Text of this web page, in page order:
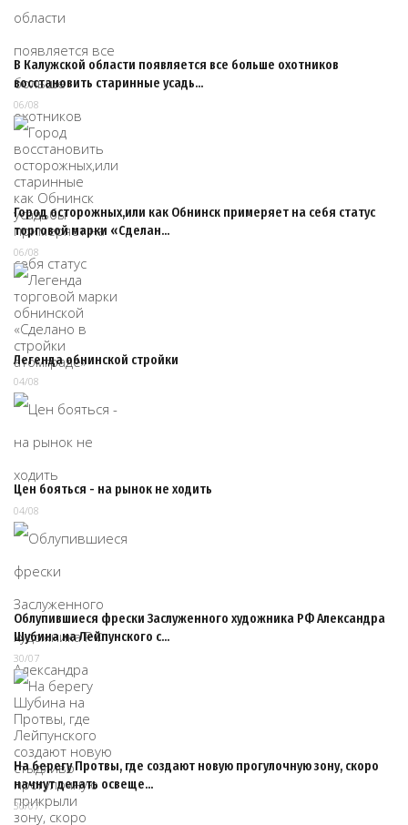
В Калужской области появляется все больше охотников
восстановить старинные усадь…
06/08
Город осторожных,или как Обнинск примеряет на себя статус
торговой марки «Сделан…
06/08
Легенда обнинской стройки
04/08
Цен бояться - на рынок не ходить
04/08
Облупившиеся фрески Заслуженного художника РФ Александра
Шубина на Лейпунского с…
30/07
На берегу Протвы, где создают новую прогулочную зону, скоро
начнут делать освеще…
30/07